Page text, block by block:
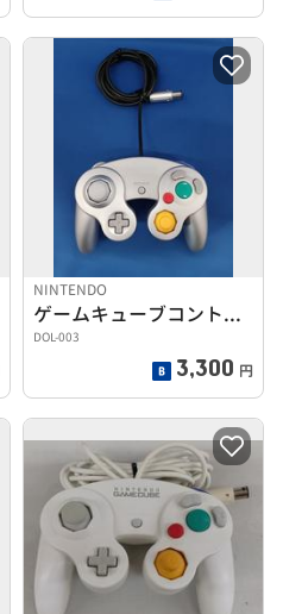
NINTENDO
ゲームキューブコントローラー
DOL-003
3,300 円